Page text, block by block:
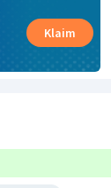
Klaim